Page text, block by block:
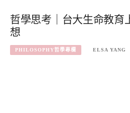
哲學思考｜台大生命教育
想
PHILOSOPHY哲學專欄 ELSA YANG